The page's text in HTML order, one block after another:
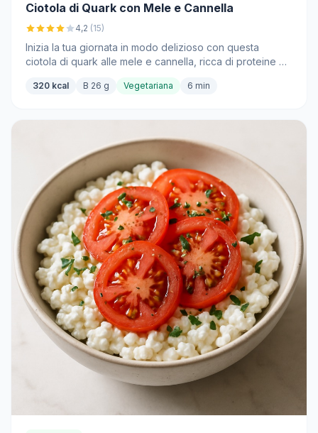
Ciotola di Quark con Mele e Cannella
4,2 (15)
Inizia la tua giornata in modo delizioso con questa
ciotola di quark alle mele e cannella, ricca di proteine e
320 kcal B 26 g Vegetariana 6 min